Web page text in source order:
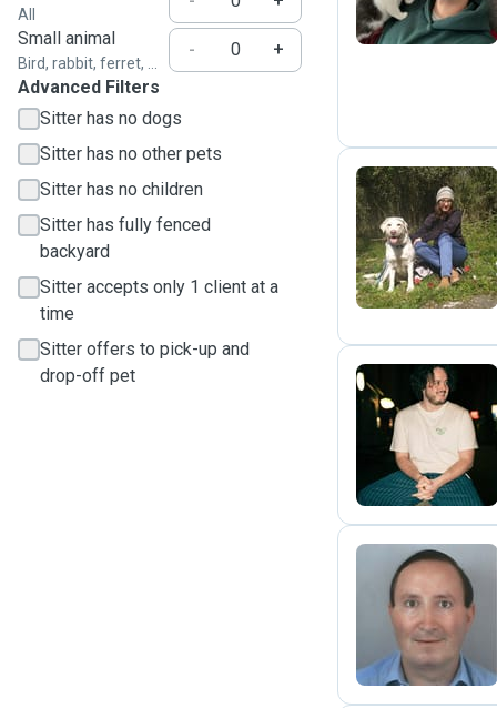
All
Small animal
Bird, rabbit, ferret, ...
-
+
Advanced Filters
Sitter has no dogs
Sitter has no other pets
Sitter has no children
Sitter has fully fenced
backyard
Sitter accepts only 1 client at a
time
Sitter offers to pick-up and
drop-off pet
K
J
M